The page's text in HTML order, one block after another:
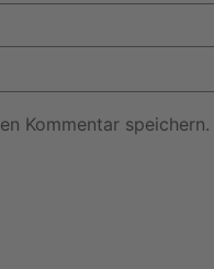
Kommentar speichern.